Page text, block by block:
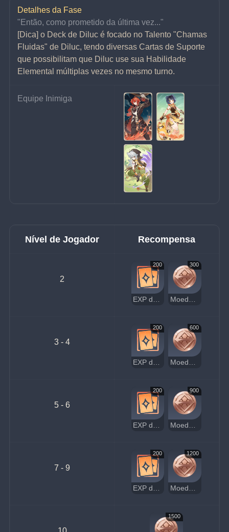
Detalhes da Fase
"Então, como prometido da última vez..."
[Dica] o Deck de Diluc é focado no Talento "Chamas
Fluidas" de Diluc, tendo diversas Cartas de Suporte
que possibilitam que Diluc use sua Habilidade
Elemental múltiplas vezes no mesmo turno.
Equipe Inimiga
Nível de Jogador Recompensa
2
200 300
3 - 4
200 600
5 - 6
200 900
7 - 9
200 1200
1500